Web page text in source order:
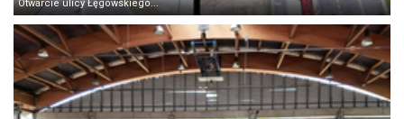
Otwarcie ulicy Łęgowskiego...